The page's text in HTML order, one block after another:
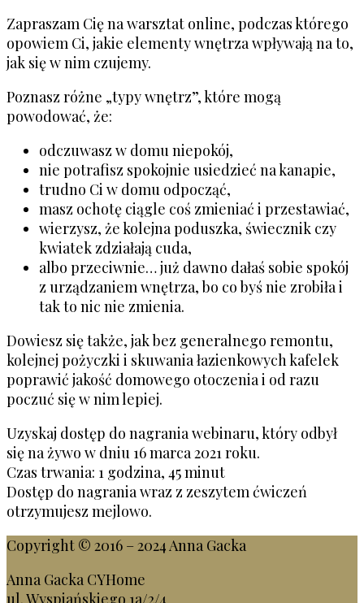
Zapraszam Cię na warsztat online, podczas którego
opowiem Ci, jakie elementy wnętrza wpływają na to,
jak się w nim czujemy.
Poznasz różne „typy wnętrz”, które mogą
powodować, że:
odczuwasz w domu niepokój,
nie potrafisz spokojnie usiedzieć na kanapie,
trudno Ci w domu odpocząć,
masz ochotę ciągle coś zmieniać i przestawiać,
wierzysz, że kolejna poduszka, świecznik czy
kwiatek zdziałają cuda,
albo przeciwnie… już dawno dałaś sobie spokój
z urządzaniem wnętrza, bo co byś nie zrobiła i
tak to nic nie zmienia.
Dowiesz się także, jak bez generalnego remontu,
kolejnej pożyczki i skuwania łazienkowych kafelek
poprawić jakość domowego otoczenia i od razu
poczuć się w nim lepiej.
Uzyskaj dostęp do nagrania webinaru, który odbył
się na żywo w dniu 16 marca 2021 roku.
Czas trwania: 1 godzina, 45 minut
Dostęp do nagrania wraz z zeszytem ćwiczeń
otrzymujesz mejlowo.
Copyright © 2016 – 2024 Anna Gacka
Anna Gacka CYHome
ul. Wyspiańskiego 1a/2/4